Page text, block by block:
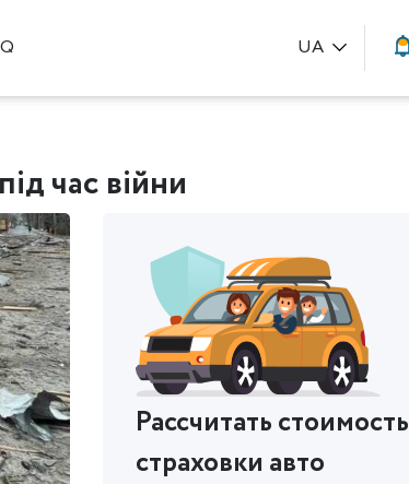
UA
час війни
Рассчитать стоимость
страховки авто